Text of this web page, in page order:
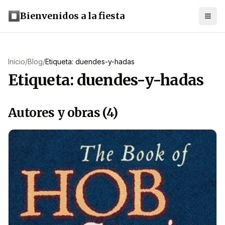
Bienvenidos a la fiesta
Inicio/Blog/Etiqueta: duendes-y-hadas
Etiqueta: duendes-y-hadas
Autores y obras (4)